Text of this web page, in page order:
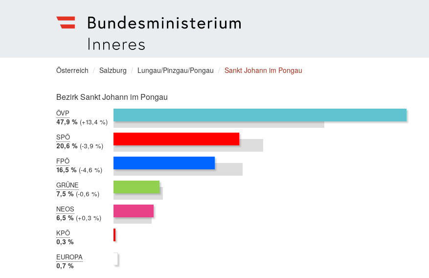
für
Inneres
Sie
sich
hier:
Österreich Salzburg Lungau/Pinzgau/Pongau Sankt Johann im Pongau
Bezirk Sankt Johann im Pongau
ÖVP
2019:
47,9 %
2014:
34,5 %
Differenz:
+13,4 %
SPÖ
2019:
20,6 %
2014:
24,4 %
Differenz:
-3,9 %
FPÖ
2019:
16,5 %
2014:
21,1 %
Differenz:
-4,6 %
GRÜNE
2019:
7,5 %
2014:
8,1 %
Differenz:
-0,6 %
NEOS
2019:
6,5 %
2014:
6,2 %
Differenz:
+0,3 %
KPÖ
2019:
0,3 %
nicht
teilgenommen
EUROPA
2019:
0,7 %